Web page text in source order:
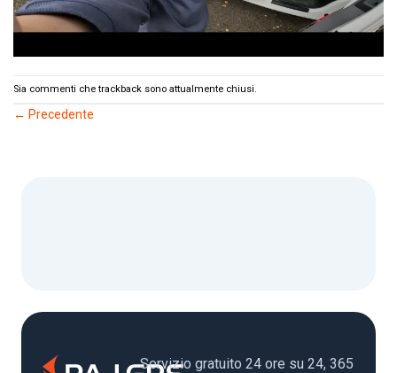
Sia commenti che trackback sono attualmente chiusi.
← Precedente
Servizio gratuito 24 ore su 24, 365